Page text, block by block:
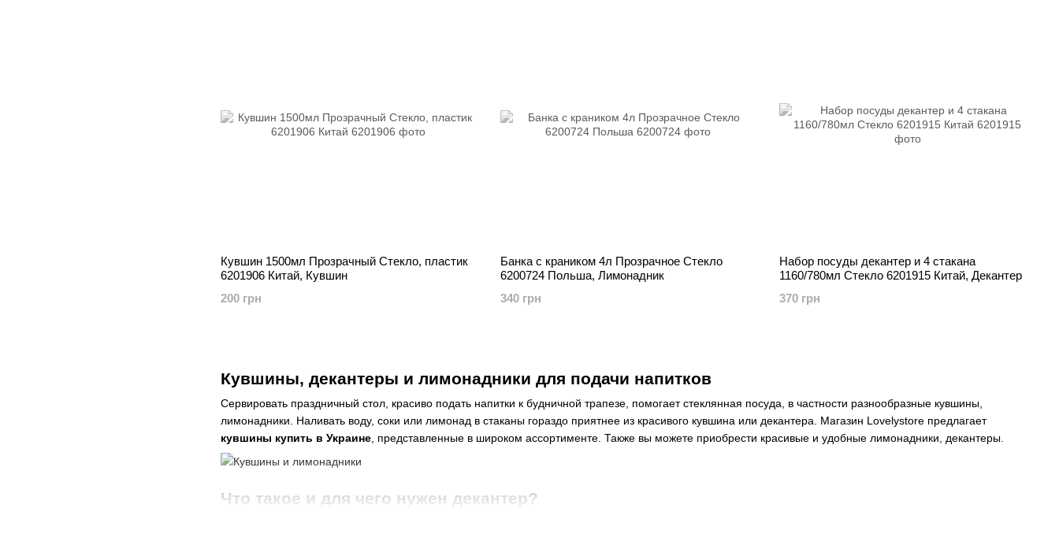
Кувшины, декантеры и лимонадники для подачи напитков
Сервировать праздничный стол, красиво подать напитки к будничной трапезе, помогает стеклянная посуда , в частности разнообразные кувшины,
лимонадники. Наливать воду, соки или лимонад в стаканы гораздо приятнее из красивого кувшина или декантера. Магазин Lovelystore предлагает
кувшины купить в Украине , представленные в широком ассортименте. Также вы можете приобрести красивые и удобные лимонадники, декантеры.
Что такое и для чего нужен декантер?
Кувшин 1500мл Прозрачный Стекло, пластик
6201906 Китай, Кувшин
200 грн
Банка с краником 4л Прозрачное Стекло
6200724 Польша, Лимонадник
340 грн
Набор посуды декантер и 4 стакана
1160/780мл Стекло 6201915 Китай, Декантер
370 грн